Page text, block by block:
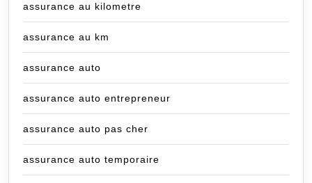
assurance au kilometre
assurance au km
assurance auto
assurance auto entrepreneur
assurance auto pas cher
assurance auto temporaire